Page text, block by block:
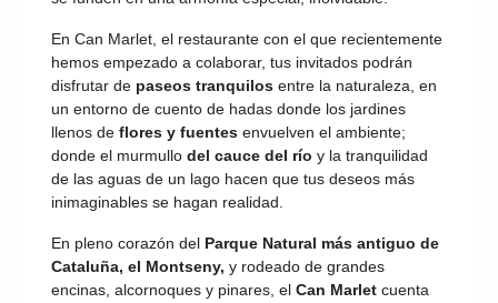
En Can Marlet, el restaurante con el que recientemente
hemos empezado a colaborar, tus invitados podrán
disfrutar de paseos tranquilos entre la naturaleza, en
un entorno de cuento de hadas donde los jardines
llenos de flores y fuentes envuelven el ambiente;
donde el murmullo del cauce del río y la tranquilidad
de las aguas de un lago hacen que tus deseos más
inimaginables se hagan realidad.
En pleno corazón del Parque Natural más antiguo de
Cataluña, el Montseny, y rodeado de grandes
encinas, alcornoques y pinares, el Can Marlet cuenta